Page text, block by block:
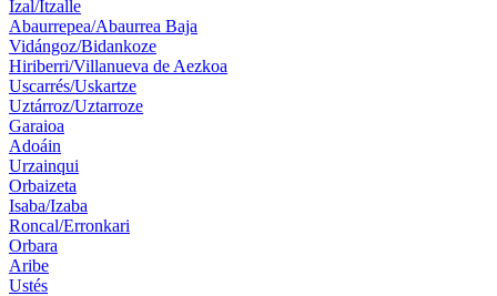
Izal/Itzalle
Abaurrepea/Abaurrea Baja
Vidángoz/Bidankoze
Hiriberri/Villanueva de Aezkoa
Uscarrés/Uskartze
Uztárroz/Uztarroze
Garaioa
Adoáin
Urzainqui
Orbaizeta
Isaba/Izaba
Roncal/Erronkari
Orbara
Aribe
Ustés